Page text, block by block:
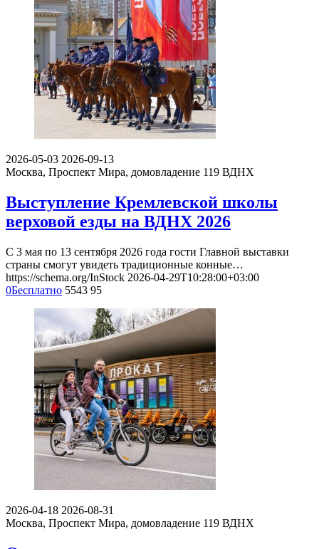
2026-05-01 2026-09-06
Москва, проспект Мира, 119с23 Центр океанографии и
морской биологии «Москвариум»
Мюзикл на воде «Русалочка. Любовь
двух миров» 2026
С 1 мая по 6 сентября 2026 года в «Москвариуме» пройдет
премьера одного из главных событий летнего сезона —
https://schema.org/InStock
750₽ 4299 10
2026-05-03 2026-09-13
Москва, Проспект Мира, домовладение 119
Выступление Кремлевской школы
верховой езды на ВДНХ 2026
С 3 мая по 13 сентября 2026 года гости Главной выставки
страны смогут увидеть традиционные конные…
https://schema.org/InStock
2026-04-29T10:28:00+03:00
0Бесплатно 5543 95